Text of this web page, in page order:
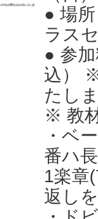
● 場
ラス
● 参
込）
たし
※ 教
・ベ
番ハ
1楽章
返し